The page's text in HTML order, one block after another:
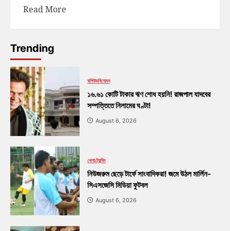
Read More
Trending
বলিউডবিনোদন
১৬.৬১ কোটি টাকার ঋণ শোধ হয়নি! রাজপাল যাদবের
সম্পত্তিতে নিলামের ঘণ্টা!
August 6, 2026
খেলাট্রেন্ডিং
নিউজরুম ছেড়ে টার্ফে সাংবাদিকরা! জমে উঠল মার্লিন-
সিএসজেসি মিডিয়া ফুটবল
August 6, 2026